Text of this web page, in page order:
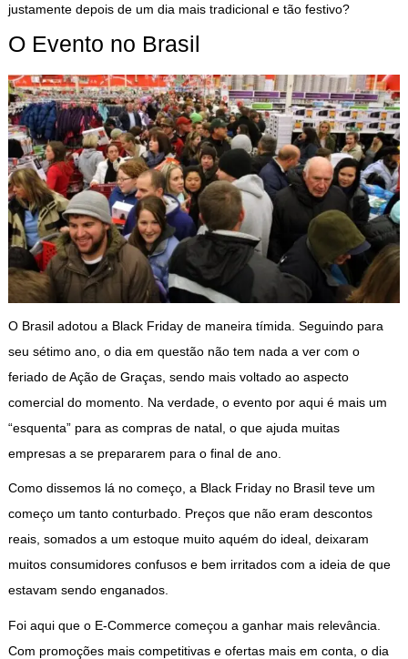
justamente depois de um dia mais tradicional e tão festivo?
O Evento no Brasil
O Brasil adotou a Black Friday de maneira tímida. Seguindo para
seu sétimo ano, o dia em questão não tem nada a ver com o
feriado de Ação de Graças, sendo mais voltado ao aspecto
comercial do momento. Na verdade, o evento por aqui é mais um
“esquenta” para as compras de natal, o que ajuda muitas
empresas a se prepararem para o final de ano.
Como dissemos lá no começo, a Black Friday no Brasil teve um
começo um tanto conturbado. Preços que não eram descontos
reais, somados a um estoque muito aquém do ideal, deixaram
muitos consumidores confusos e bem irritados com a ideia de que
estavam sendo enganados.
Foi aqui que o E-Commerce começou a ganhar mais relevância.
Com promoções mais competitivas e ofertas mais em conta, o dia